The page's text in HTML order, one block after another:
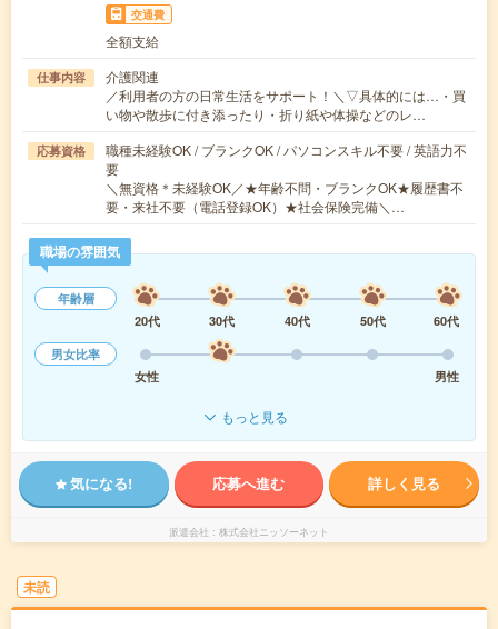
交通費
全額支給
仕事内容
介護関連
／利用者の方の日常生活をサポート！＼▽具体的には…・買
い物や散歩に付き添ったり・折り紙や体操などのレ…
応募資格
職種未経験OK / ブランクOK / パソコンスキル不要 / 英語力不
要
＼無資格＊未経験OK／★年齢不問・ブランクOK★履歴書不
要・来社不要（電話登録OK）★社会保険完備＼…
職場の雰囲気
年齢層
20代
30代 40代 50代
60代
男女比率
女性
男性
もっと見る
気になる! 応募へ進む 詳しく見る
派遣会社 株式会社ニッソーネット
未読